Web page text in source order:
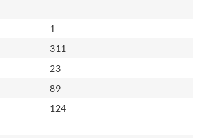
1
311
23
89
124